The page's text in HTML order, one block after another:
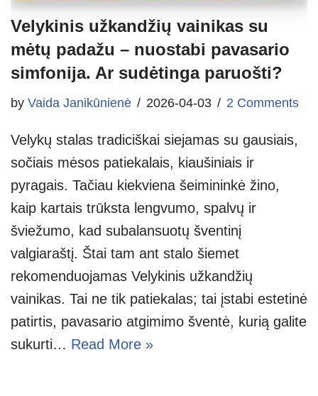
Velykinis užkandžių vainikas su
mėtų padažu – nuostabi pavasario
simfonija. Ar sudėtinga paruošti?
by Vaida Janikūnienė 2026-04-03 2 Comments
Velykų stalas tradiciškai siejamas su gausiais,
sočiais mėsos patiekalais, kiaušiniais ir
pyragais. Tačiau kiekviena šeimininkė žino,
kaip kartais trūksta lengvumo, spalvų ir
šviežumo, kad subalansuotų šventinį
valgiaraštį. Štai tam ant stalo šiemet
rekomenduojamas Velykinis užkandžių
vainikas. Tai ne tik patiekalas; tai įstabi estetinė
patirtis, pavasario atgimimo šventė, kurią galite
sukurti… Read More »